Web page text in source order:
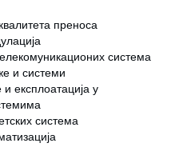
преноса
система
и системи
експлоатација у
система